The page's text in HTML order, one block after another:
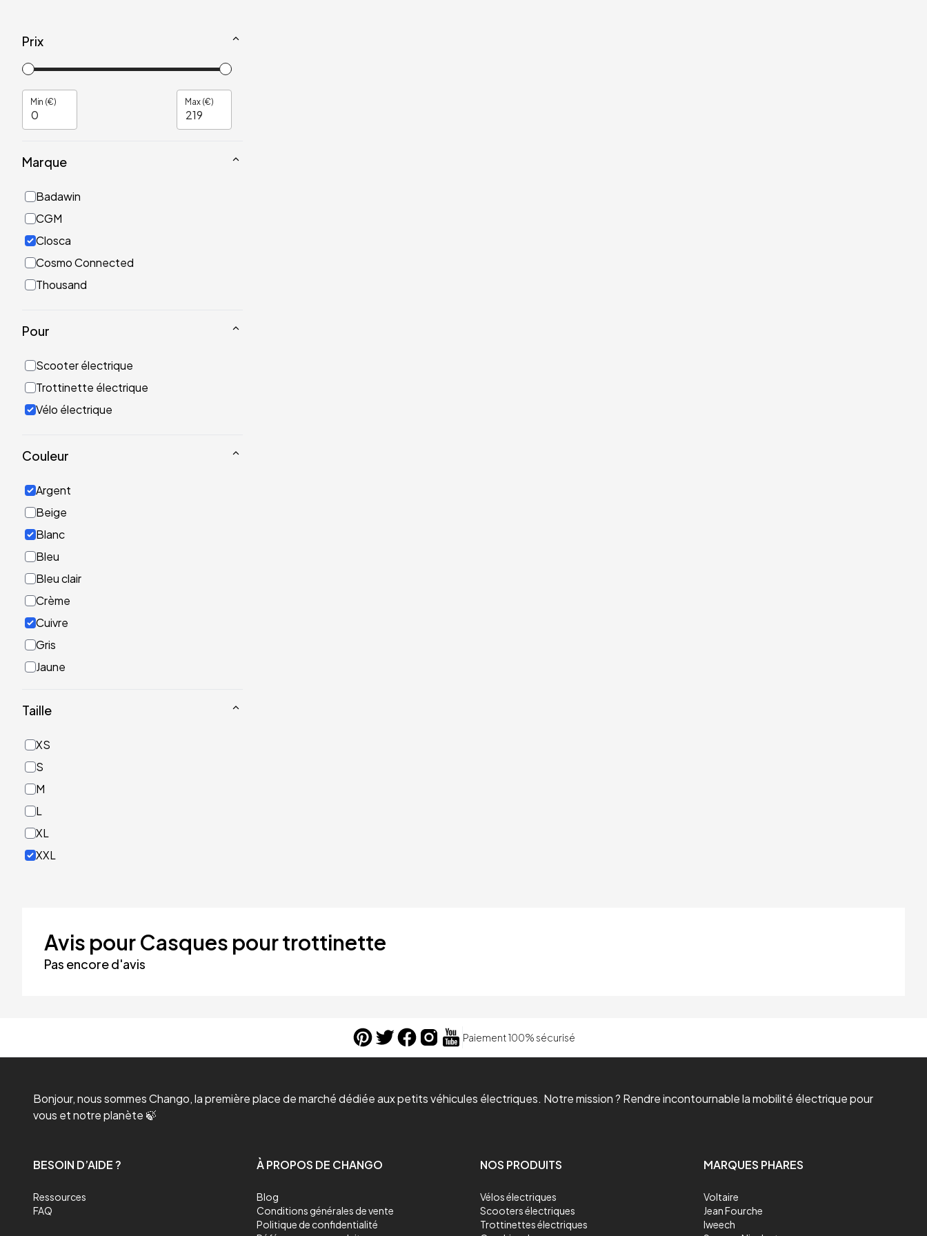
Prix
Min (€) Max (€)
Marque
Badawin
CGM
Closca
Cosmo Connected
Thousand
Pour
Scooter électrique
Trottinette électrique
Vélo électrique
Couleur
Argent
Beige
Blanc
Bleu
Bleu clair
Crème
Cuivre
Gris
Jaune
Or
Taille
XS
S
M
L
XL
XXL
Avis pour Casques pour trottinette
Pas encore d'avis
Paiement 100% sécurisé
Bonjour, nous sommes Chango, la première place de marché dédiée aux petits véhicules électriques. Notre mission ? Rendre incontournable la mobilité électrique pour
vous et notre planète 🍃
BESOIN D’AIDE ?
Ressources
FAQ
À PROPOS DE CHANGO
Blog
Conditions générales de vente
Politique de confidentialité
NOS PRODUITS
Vélos électriques
Scooters électriques
Trottinettes électriques
MARQUES PHARES
Voltaire
Jean Fourche
Iweech